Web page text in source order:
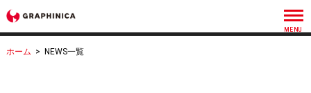
ホーム > NEWS一覧